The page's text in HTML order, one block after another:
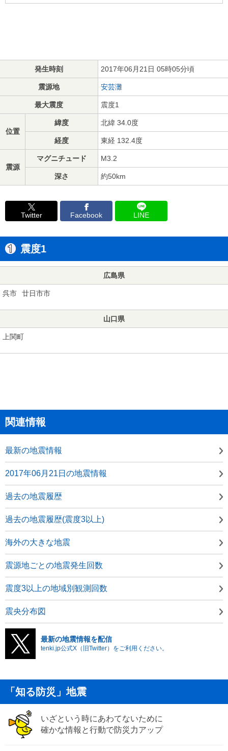
発生時刻 2017年06月21日 05時05分頃
震源地 安芸灘
最大震度 震度1
位置
緯度 北緯 34.0度
経度 東経 132.4度
震源
マグニチュード M3.2
深さ 約50km
Twitter Facebook LINE
震度1
広島県
呉市 廿日市市
山口県
上関町
関連情報
最新の地震情報
2017年06月21日の地震情報
過去の地震履歴
過去の地震履歴(震度3以上)
海外の大きな地震
震源地ごとの地震発生回数
震度3以上の地域別観測回数
震央分布図
最新の地震情報を配信
tenki.jp公式X（旧Twitter）をご利用ください。
「知る防災」地震
いざという時にあわてないために
確かな情報と行動で防災力アップ